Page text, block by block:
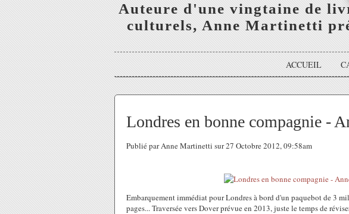
Auteure d'une vingtaine de
culturels, Anne Martinetti
ACCUEIL
Londres en bonne compagnie -
Publié par Anne Martinetti sur 27 Octobre 2012, 09:58am
Embarquement immédiat pour Londres à bord d'un paquebot de 3
pages... Traversée vers Dover prévue en 2013, juste le temps de